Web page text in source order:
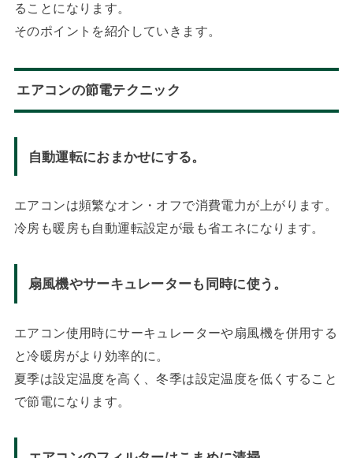
ることになります。
そのポイントを紹介していきます。
エアコンの節電テクニック
自動運転におまかせにする。
エアコンは頻繁なオン・オフで消費電力が上がります。
冷房も暖房も自動運転設定が最も省エネになります。
扇風機やサーキュレーターも同時に使う。
エアコン使用時にサーキュレーターや扇風機を併用する
と冷暖房がより効率的に。
夏季は設定温度を高く、冬季は設定温度を低くすること
で節電になります。